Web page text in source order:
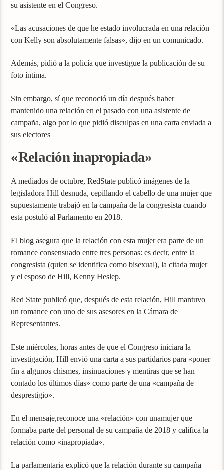
su asistente en el Congreso.
«Las acusaciones de que he estado involucrada en una relación
con Kelly son absolutamente falsas», dijo en un comunicado.
Además, pidió a la policía que investigue la publicación de su
foto íntima.
Sin embargo, sí que reconoció un día después haber
mantenido una relación en el pasado con una asistente de
campaña, algo por lo que pidió disculpas en una carta enviada a
sus electores
«Relación inapropiada»
A mediados de octubre, RedState publicó imágenes de la
legisladora Hill desnuda, cepillando el cabello de una mujer que
supuestamente trabajó en la campaña de la congresista cuando
esta postuló al Parlamento en 2018.
El blog asegura que la relación con esta mujer era parte de un
romance consensuado entre tres personas: es decir, entre la
congresista (quien se identifica como bisexual), la citada mujer
y el esposo de Hill, Kenny Heslep.
Red State publicó que, después de esta relación, Hill mantuvo
un romance con uno de sus asesores en la Cámara de
Representantes.
Este miércoles, horas antes de que el Congreso iniciara la
investigación, Hill envió una carta a sus partidarios para «poner
fin a algunos chismes, insinuaciones y mentiras que se han
contado los últimos días» como parte de una «campaña de
desprestigio».
En el mensaje,reconoce una «relación» con unamujer que
formaba parte del personal de su campaña de 2018 y califica la
relación como «inapropiada».
La parlamentaria explicó que la relación durante su campaña